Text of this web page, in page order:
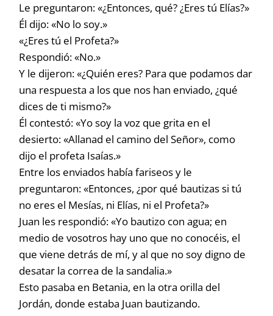
Le preguntaron: «¿Entonces, qué? ¿Eres tú Elías?»
Él dijo: «No lo soy.»
«¿Eres tú el Profeta?»
Respondió: «No.»
Y le dijeron: «¿Quién eres? Para que podamos dar
una respuesta a los que nos han enviado, ¿qué
dices de ti mismo?»
Él contestó: «Yo soy la voz que grita en el
desierto: «Allanad el camino del Señor», como
dijo el profeta Isaías.»
Entre los enviados había fariseos y le
preguntaron: «Entonces, ¿por qué bautizas si tú
no eres el Mesías, ni Elías, ni el Profeta?»
Juan les respondió: «Yo bautizo con agua; en
medio de vosotros hay uno que no conocéis, el
que viene detrás de mí, y al que no soy digno de
desatar la correa de la sandalia.»
Esto pasaba en Betania, en la otra orilla del
Jordán, donde estaba Juan bautizando.